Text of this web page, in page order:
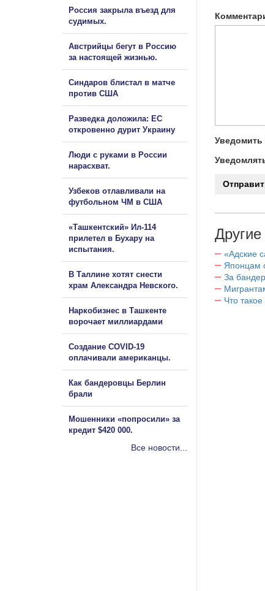
Уведомить
Другие
«Адские
Японцам
За
Что
Россия закрыла въезд для
судимых.
Австрийцы бегут в Россию
за настоящей жизнью.
Синдаров блистал в матче
против США
Разведка доложила: ЕС
откровенно дурит Украину
Люди с руками в России
нарасхват.
Узбеков отлавливали на
футбольном ЧМ в США
«Ташкентский» Ил-114
прилетел в Бухару на
испытания.
В Таллине хотят снести
храм Александра Невского.
Наркобизнес в Ташкенте
ворочает миллиардами
Создание COVID-19
оплачивали американцы.
Как бандеровцы Берлин
брали
Мошенники «попросили» за
кредит $420 000.
Все новости...